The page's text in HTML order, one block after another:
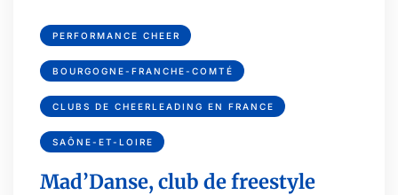
PERFORMANCE CHEER
BOURGOGNE-FRANCHE-COMTÉ
CLUBS DE CHEERLEADING EN FRANCE
SAÔNE-ET-LOIRE
Mad’Danse, club de freestyle